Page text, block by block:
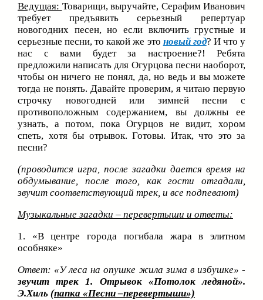
Ведущая: Товарищи, выручайте, Серафим Иванович
требует предъявить серьезный репертуар
новогодних песен, но если включить грустные и
серьезные песни, то какой же это новый год? И что у
нас с вами будет за настроение?! Ребята
предложили написать для Огурцова песни наоборот,
чтобы он ничего не понял, да, но ведь и вы можете
тогда не понять. Давайте проверим, я читаю первую
строчку новогодней или зимней песни с
противоположным содержанием, вы должны ее
узнать, а потом, пока Огурцов не видит, хором
спеть, хотя бы отрывок. Готовы. Итак, что это за
песни?
(проводится игра, после загадки дается время на
обдумывание, после того, как гости отгадали,
звучит соответствующий трек, и все подпевают)
Музыкальные загадки – перевертыши и ответы:
1. «В центре города погибала жара в элитном
особняке»
Ответ: «У леса на опушке жила зима в избушке» -
звучит трек 1. Отрывок «Потолок ледяной».
Э.Хиль (папка «Песни –перевертыши»)